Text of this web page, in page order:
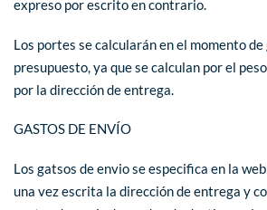
expreso por escrito en contrario.
Los portes se calcularán en el momento
presupuesto, ya que se calculan por el
por la dirección de entrega.
GASTOS DE ENVÍO
Los gatsos de envio se especifica en la
una vez escrita la dirección de entrega y